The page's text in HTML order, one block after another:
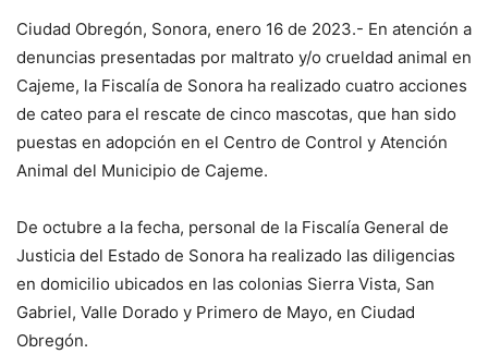
Ciudad Obregón, Sonora, enero 16 de 2023.- En atención a
denuncias presentadas por maltrato y/o crueldad animal en
Cajeme, la Fiscalía de Sonora ha realizado cuatro acciones
de cateo para el rescate de cinco mascotas, que han sido
puestas en adopción en el Centro de Control y Atención
Animal del Municipio de Cajeme.
De octubre a la fecha, personal de la Fiscalía General de
Justicia del Estado de Sonora ha realizado las diligencias
en domicilio ubicados en las colonias Sierra Vista, San
Gabriel, Valle Dorado y Primero de Mayo, en Ciudad
Obregón.